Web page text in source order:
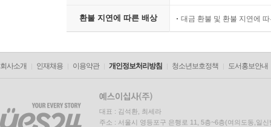
환불 지연에 따른 배상 대금 환불 및 환불 지연에
회사소개 인재채용 이용약관 개인정보처리방침 청소년보호정책 도서홍보안내
대표 : 김석환, 최세라
주소 : 서울시 영등포구 은행로 11, 5층~6층(여의도동,일신